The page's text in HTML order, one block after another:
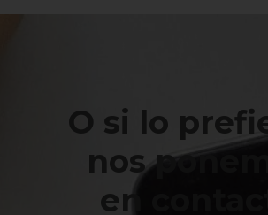
O si lo
nos
en